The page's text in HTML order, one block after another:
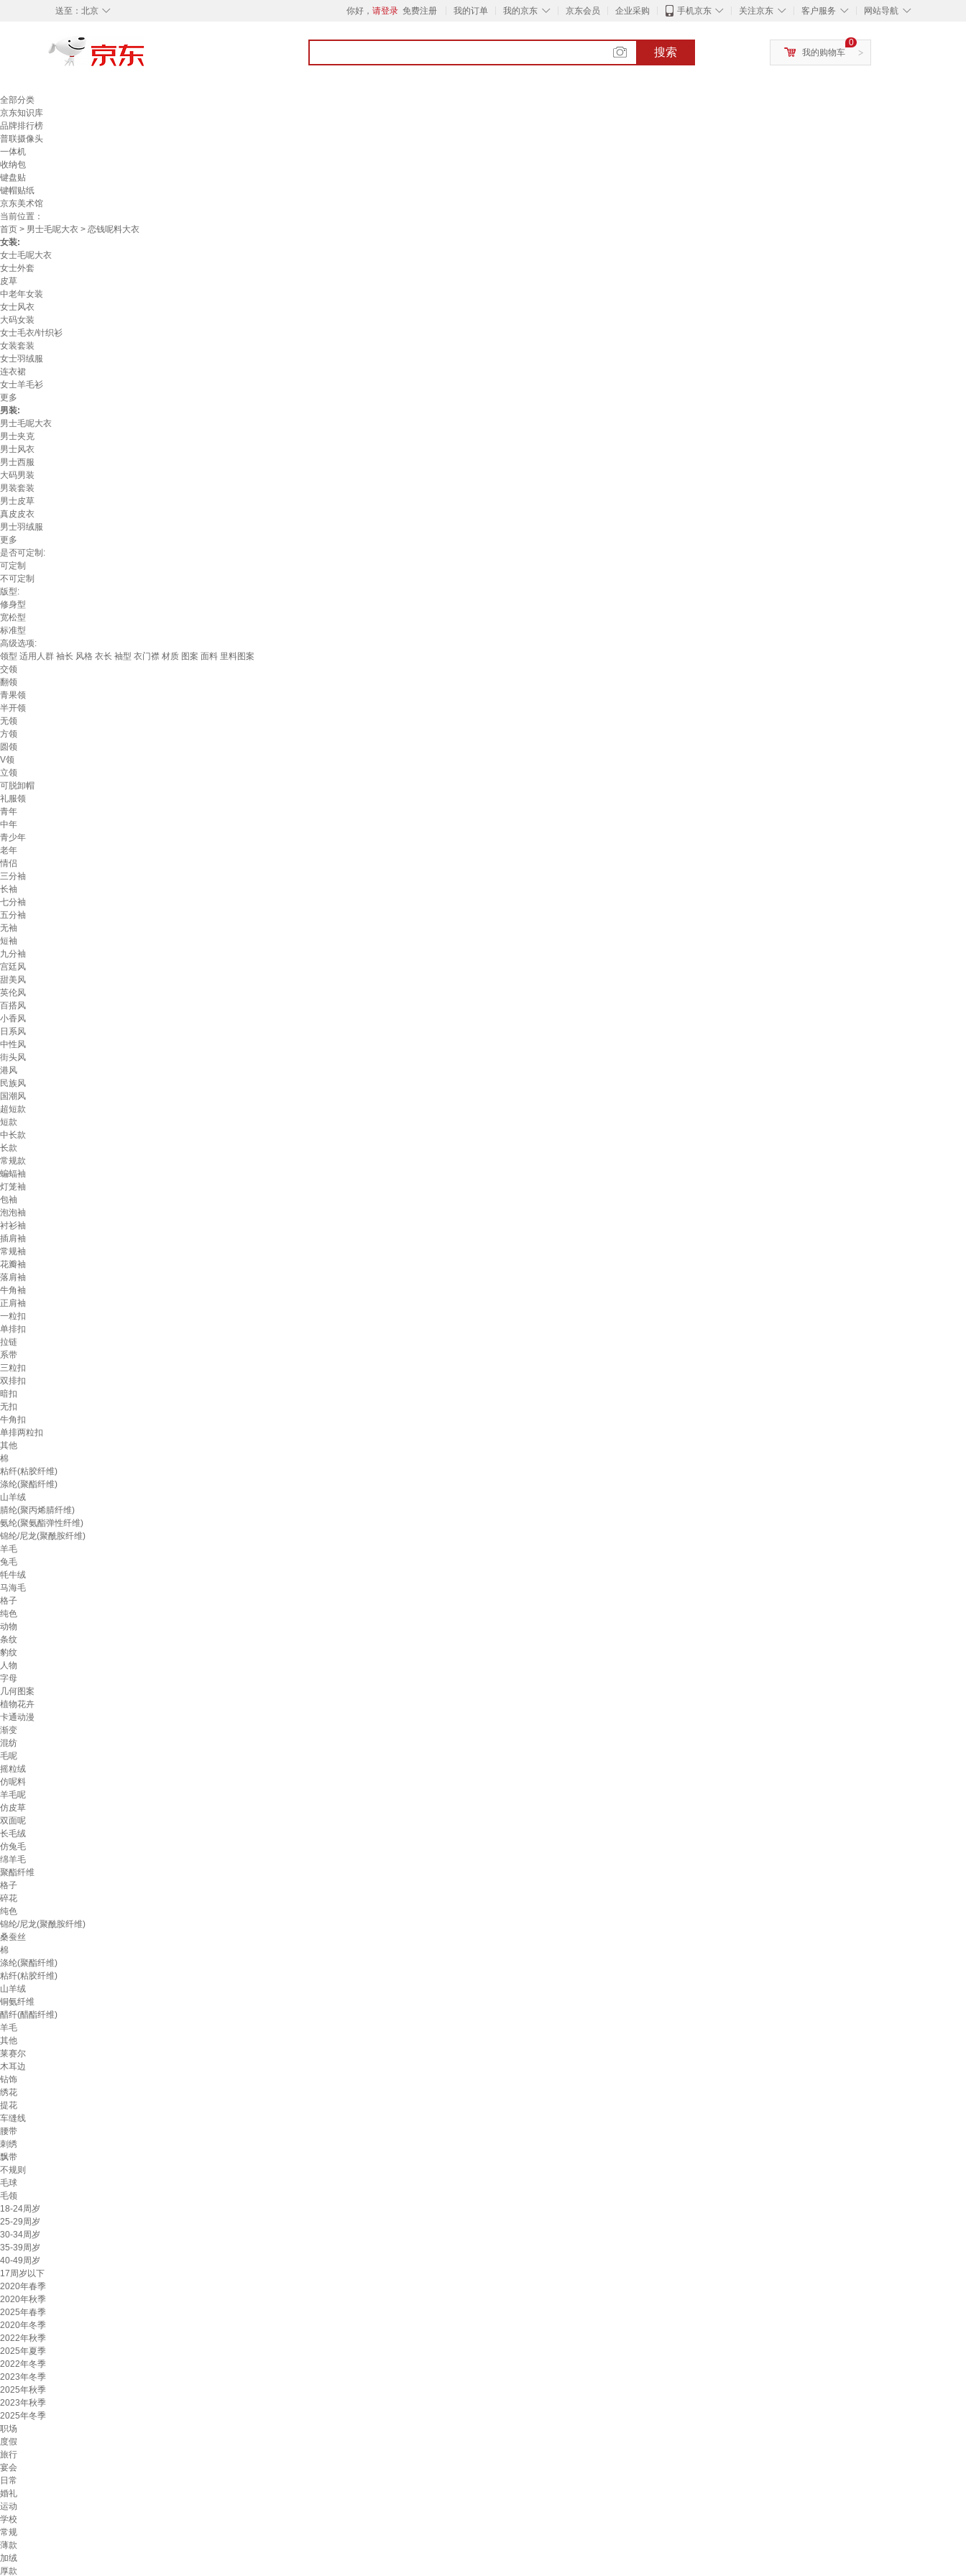
◇
送至： 北京 你好， 请登录 免费注册 我的订单 ◇
我的京东 京东会员 企业采购 ◇
手机京东 ◇
关注京东 ◇
客户服务 ◇
网站导航
搜索 >
0
我的购物车
全部分类
京东知识库
品牌排行榜
普联摄像头
一体机
收纳包
键盘贴
键帽贴纸
京东美术馆
当前位置：
首页 > 男士毛呢大衣 > 恋钱呢料大衣
女装:
女士毛呢大衣
女士外套
皮草
中老年女装
女士风衣
大码女装
女士毛衣/针织衫
女装套装
女士羽绒服
连衣裙
女士羊毛衫
更多
男装:
男士毛呢大衣
男士夹克
男士风衣
男士西服
大码男装
男装套装
男士皮草
真皮皮衣
男士羽绒服
更多
是否可定制:
可定制
不可定制
版型:
修身型
宽松型
标准型
高级选项:
领型 适用人群 袖长 风格 衣长 袖型 衣门襟 材质 图案 面料 里料图案
交领
翻领
青果领
半开领
无领
方领
圆领
V领
立领
可脱卸帽
礼服领
青年
中年
青少年
老年
情侣
三分袖
长袖
七分袖
五分袖
无袖
短袖
九分袖
宫廷风
甜美风
英伦风
百搭风
小香风
日系风
中性风
街头风
港风
民族风
国潮风
超短款
短款
中长款
长款
常规款
蝙蝠袖
灯笼袖
包袖
泡泡袖
衬衫袖
插肩袖
常规袖
花瓣袖
落肩袖
牛角袖
正肩袖
一粒扣
单排扣
拉链
系带
三粒扣
双排扣
暗扣
无扣
牛角扣
单排两粒扣
其他
棉
粘纤(粘胶纤维)
涤纶(聚酯纤维)
山羊绒
腈纶(聚丙烯腈纤维)
氨纶(聚氨酯弹性纤维)
锦纶/尼龙(聚酰胺纤维)
羊毛
兔毛
牦牛绒
马海毛
格子
纯色
动物
条纹
豹纹
人物
字母
几何图案
植物花卉
卡通动漫
渐变
混纺
毛呢
摇粒绒
仿呢料
羊毛呢
仿皮草
双面呢
长毛绒
仿兔毛
绵羊毛
聚酯纤维
格子
碎花
纯色
锦纶/尼龙(聚酰胺纤维)
桑蚕丝
棉
涤纶(聚酯纤维)
粘纤(粘胶纤维)
山羊绒
铜氨纤维
醋纤(醋酯纤维)
羊毛
其他
莱赛尔
木耳边
钻饰
绣花
提花
车缝线
腰带
刺绣
飘带
不规则
毛球
毛领
18-24周岁
25-29周岁
30-34周岁
35-39周岁
40-49周岁
17周岁以下
2020年春季
2020年秋季
2025年春季
2020年冬季
2022年秋季
2025年夏季
2022年冬季
2023年冬季
2025年秋季
2023年秋季
2025年冬季
职场
度假
旅行
宴会
日常
婚礼
运动
学校
常规
薄款
加绒
厚款